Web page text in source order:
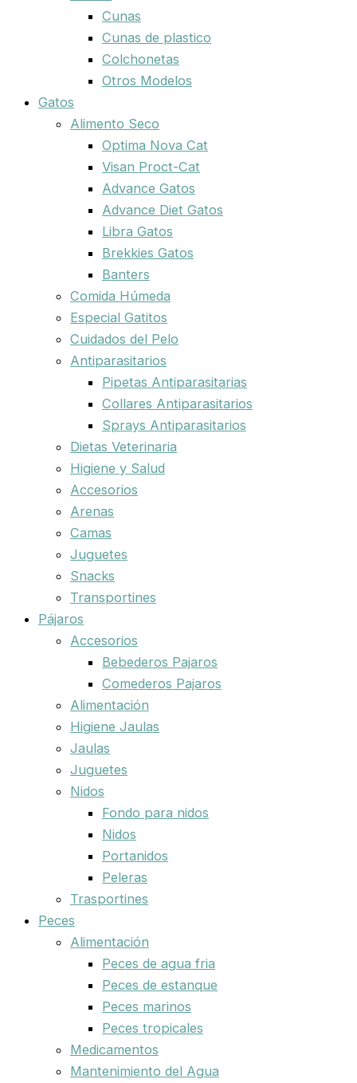
Cunas
Cunas de plastico
Colchonetas
Otros Modelos
Gatos
Alimento Seco
Optima Nova Cat
Visan Proct-Cat
Advance Gatos
Advance Diet Gatos
Libra Gatos
Brekkies Gatos
Banters
Comida Húmeda
Especial Gatitos
Cuidados del Pelo
Antiparasitarios
Pipetas Antiparasitarias
Collares Antiparasitarios
Sprays Antiparasitarios
Dietas Veterinaria
Higiene y Salud
Accesorios
Arenas
Camas
Juguetes
Snacks
Transportines
Pájaros
Accesorios
Bebederos Pajaros
Comederos Pajaros
Alimentación
Higiene Jaulas
Jaulas
Juguetes
Nidos
Fondo para nidos
Nidos
Portanidos
Peleras
Trasportines
Peces
Alimentación
Peces de agua fria
Peces de estanque
Peces marinos
Peces tropicales
Medicamentos
Mantenimiento del Agua